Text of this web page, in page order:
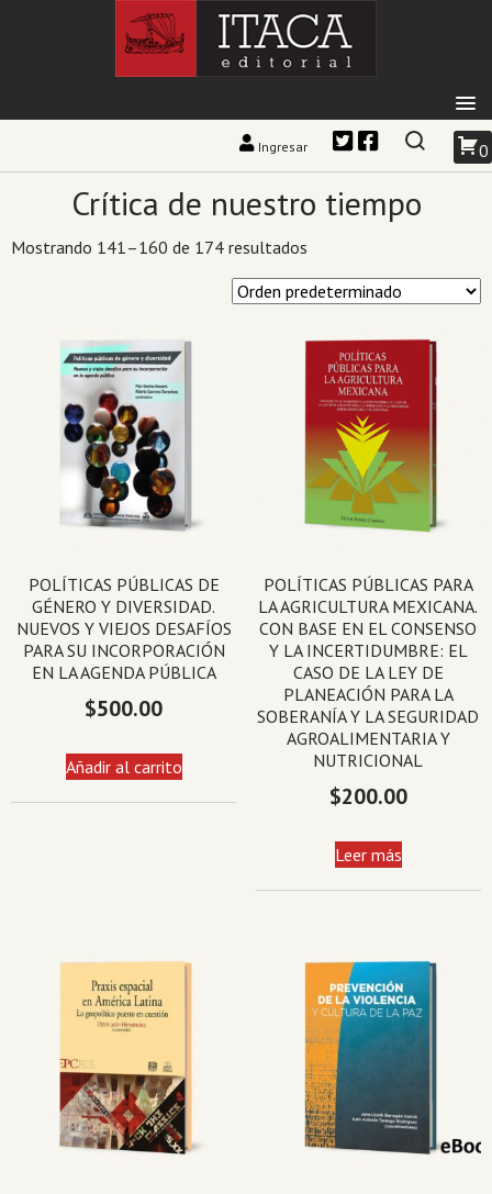
Ingresar 0
Crítica de nuestro tiempo
Mostrando 141–160 de 174 resultados
POLÍTICAS PÚBLICAS DE
GÉNERO Y DIVERSIDAD.
NUEVOS Y VIEJOS DESAFÍOS
PARA SU INCORPORACIÓN
EN LA AGENDA PÚBLICA
$500.00
Añadir al carrito
POLÍTICAS PÚBLICAS PARA
LA AGRICULTURA MEXICANA.
CON BASE EN EL CONSENSO
Y LA INCERTIDUMBRE: EL
CASO DE LA LEY DE
PLANEACIÓN PARA LA
SOBERANÍA Y LA SEGURIDAD
AGROALIMENTARIA Y
NUTRICIONAL
$200.00
Leer más